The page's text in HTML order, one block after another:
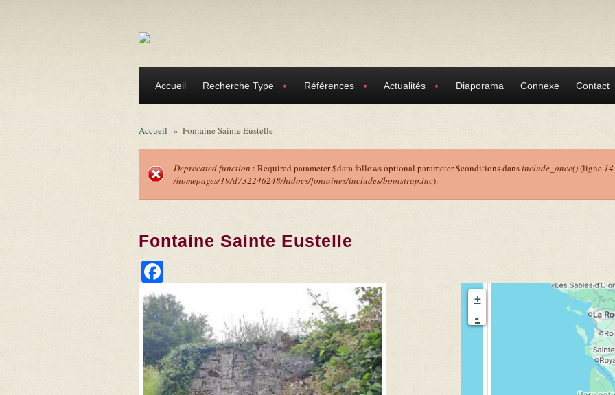
Accueil Recherche Type Références Actualités Diaporama Connexe Contact
Accueil » Fontaine Sainte Eustelle
Message d'erreur
Deprecated function : Required parameter $data follows optional parameter $conditions dansinclude_once()(ligne
/homepages/19/d732246248/htdocs/fontaines/includes/bootstrap.inc).
Fontaine Sainte Eustelle
+
-